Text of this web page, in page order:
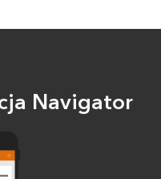
Navigator